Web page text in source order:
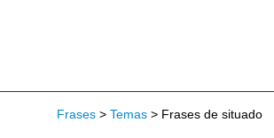
Frases > Temas > Frases de situado